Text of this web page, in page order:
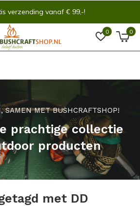
0 0
verzending vanaf € 99,-!
SAMEN MET BUSHCRAFTSHOP!
prachtige collectie
producten
met DD